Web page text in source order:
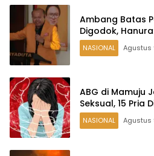
Ambang Batas
Digodok,
NASIONAL Agustus
ABG di Mamuju
Seksual, 15 Pria
NASIONAL Agustus